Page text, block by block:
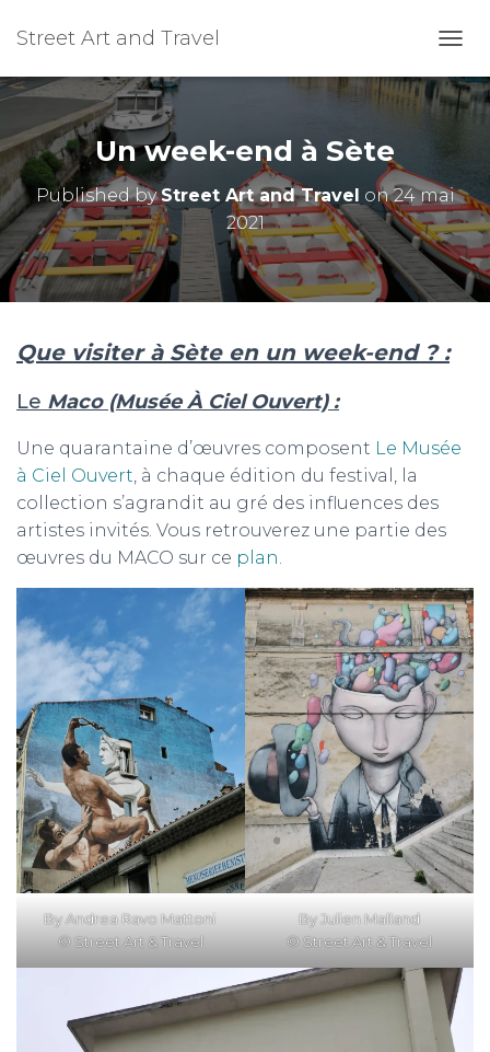
Street Art and Travel
Un week-end à Sète
Published byStreet Art and Travel on24 mai
2021
Que visiter à Sète en un week-end ? :
Le Maco (Musée À Ciel Ouvert) :
Une quarantaine d’œuvres composent Le Musée
à Ciel Ouvert, à chaque édition du festival, la
collection s’agrandit au gré des influences des
artistes invités. Vous retrouverez une partie des
œuvres du MACO sur ce plan.
By Andrea Ravo Mattoni
© Street Art & Travel
By Julien Malland
© Street Art & Travel